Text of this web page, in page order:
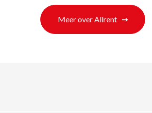
Meer over Allrent